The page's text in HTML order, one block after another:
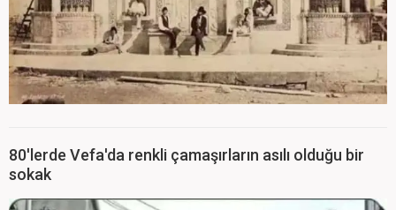
80'lerde Vefa'da renkli çamaşırların asılı olduğu bir
sokak